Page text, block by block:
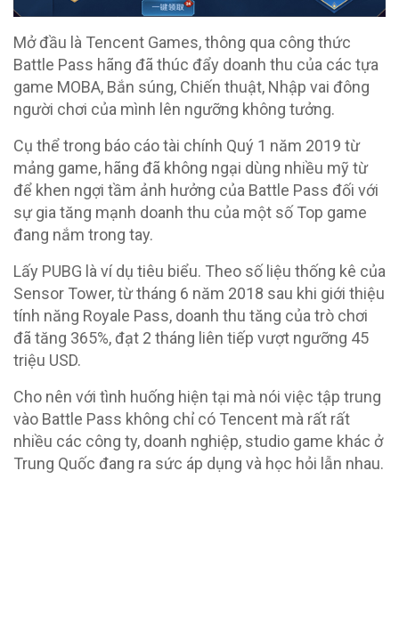
Mở đầu là Tencent Games, thông qua công thức
Battle Pass hãng đã thúc đẩy doanh thu của các tựa
game MOBA, Bắn súng, Chiến thuật, Nhập vai đông
người chơi của mình lên ngưỡng không tưởng.
Cụ thể trong báo cáo tài chính Quý 1 năm 2019 từ
mảng game, hãng đã không ngại dùng nhiều mỹ từ
để khen ngợi tầm ảnh hưởng của Battle Pass đối với
sự gia tăng mạnh doanh thu của một số Top game
đang nắm trong tay.
Lấy PUBG là ví dụ tiêu biểu. Theo số liệu thống kê của
Sensor Tower, từ tháng 6 năm 2018 sau khi giới thiệu
tính năng Royale Pass, doanh thu tăng của trò chơi
đã tăng 365%, đạt 2 tháng liên tiếp vượt ngưỡng 45
triệu USD.
Cho nên với tình huống hiện tại mà nói việc tập trung
vào Battle Pass không chỉ có Tencent mà rất rất
nhiều các công ty, doanh nghiệp, studio game khác ở
Trung Quốc đang ra sức áp dụng và học hỏi lẫn nhau.